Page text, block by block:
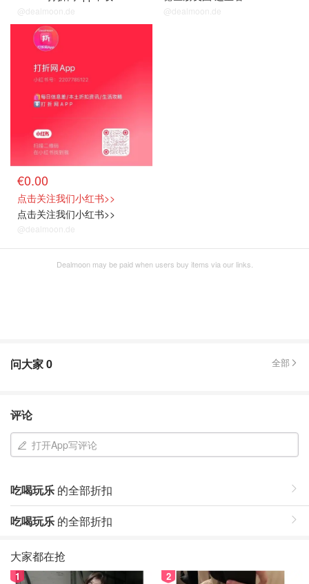
@dealmoon.de @dealmoon.de
€0.00
点击关注我们小红书>>
点击关注我们小红书>>
@dealmoon.de
Dealmoon may be paid when users buy items via our links.
问大家0 全部
评论
打开App写评论
吃喝玩乐 的全部折扣
吃喝玩乐 的全部折扣
大家都在抢
1 2